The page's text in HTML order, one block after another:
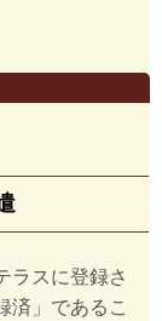
ラスに登録さ
済」であるこ